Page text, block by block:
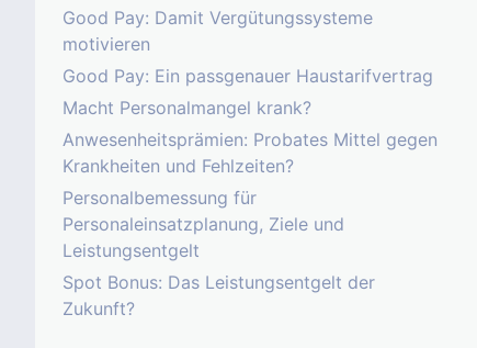
Good Pay: Damit Vergütungssysteme
motivieren
Good Pay: Ein passgenauer Haustarifvertrag
Macht Personalmangel krank?
Anwesenheitsprämien: Probates Mittel gegen
Krankheiten und Fehlzeiten?
Personalbemessung für
Personaleinsatzplanung, Ziele und
Leistungsentgelt
Spot Bonus: Das Leistungsentgelt der
Zukunft?